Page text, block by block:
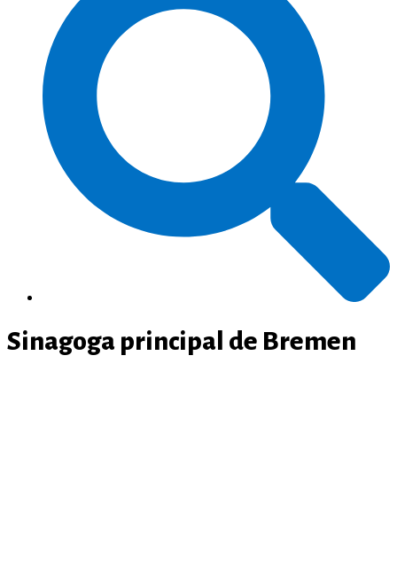
Sinagoga principal de Bremen